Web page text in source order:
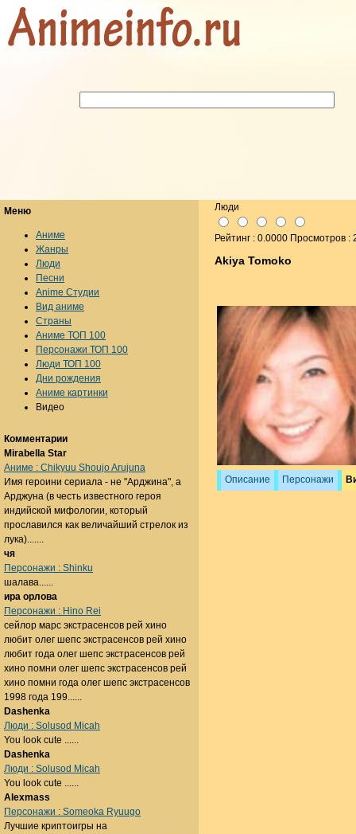
Люди
Рейтинг : 0.0000 Просмотров :
Akiya Tomoko
Описание Персонажи
Меню
Аниме
Жанры
Люди
Песни
Anime Студии
Вид аниме
Страны
Аниме ТОП 100
Персонажи ТОП 100
Люди ТОП 100
Дни рождения
Аниме картинки
Видео
Комментарии
Mirabella Star
Аниме : Chikyuu Shoujo Arujuna
Имя героини сериала - не "Арджина", а
Арджуна (в честь известного героя
индийской мифологии, который
прославился как величайший стрелок из
лука).......
чя
Персонажи : Shinku
шалава......
ира орлова
Персонажи : Hino Rei
сейлор марс экстрасенсов рей хино
любит олег шепс экстрасенсов рей хино
любит года олег шепс экстрасенсов рей
хино помни олег шепс экстрасенсов рей
хино помни года олег шепс экстрасенсов
1998 года 199......
Dashenka
Люди : Solusod Micah
You look cute ......
Dashenka
Люди : Solusod Micah
You look cute ......
Alexmass
Персонажи : Someoka Ryuugo
Лучшие криптоигры на